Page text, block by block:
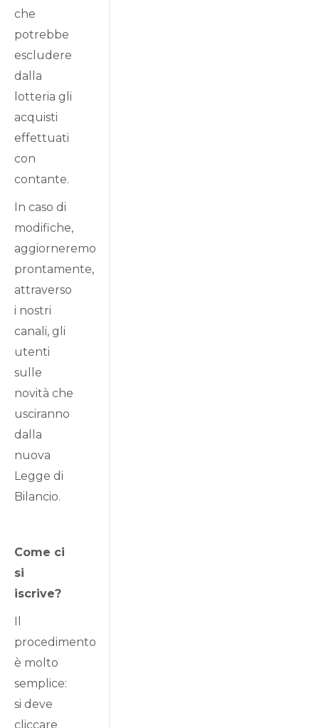
che
potrebbe
escludere
dalla
lotteria gli
acquisti
effettuati
con
contante.
In caso di
modifiche,
aggiorneremo
prontamente,
attraverso
i nostri
canali, gli
utenti
sulle
novità che
usciranno
dalla
nuova
Legge di
Bilancio.
Come ci
si
iscrive?
Il
procedimento
è molto
semplice:
si deve
cliccare